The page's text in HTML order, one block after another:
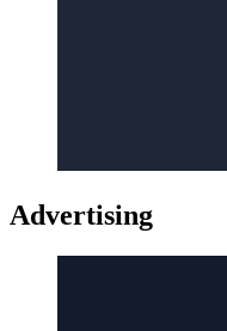
Advertising